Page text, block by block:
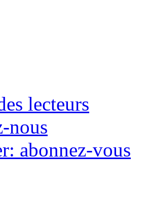
lecteurs
nous
abonnez-vous